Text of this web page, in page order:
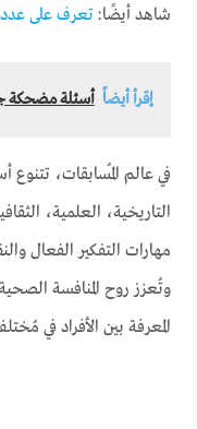
شاهد أيضًا:تعرف على عدد
إقرأ أيضاً أسئلة مضحكة
في عالم المُسابقات، تتنوع
التاريخية، العلمية،
مهارات التفكير الفعال
وتُعزز روح المنافسة
المعرفة بين الأفراد في